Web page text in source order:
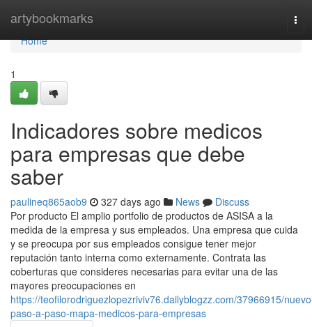
artybookmarks
Home
Home
1
Indicadores sobre medicos
para empresas que debe
saber
paulineq865aob9 327 days ago News
Discuss
Por producto El amplio portfolio de productos de ASISA a la
medida de la empresa y sus empleados. Una empresa que cuida
y se preocupa por sus empleados consigue tener mejor
reputación tanto interna como externamente. Contrata las
coberturas que consideres necesarias para evitar una de las
mayores preocupaciones en
https://teofilorodriguezlopezriviv76.dailyblogzz.com/37966915/
paso-a-paso-mapa-medicos-para-empresas